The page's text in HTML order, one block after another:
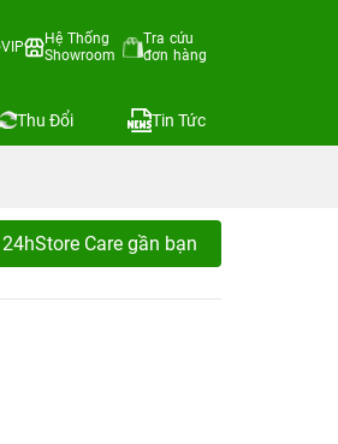
VIP
Hệ Thống
Showroom
Tra cứu
đơn hàng
Thu Đổi Tin Tức
24hStore Care gần bạn